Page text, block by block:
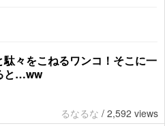
駄々をこねるワンコ！そこに一
と…ww
るなるな / 2,592 views